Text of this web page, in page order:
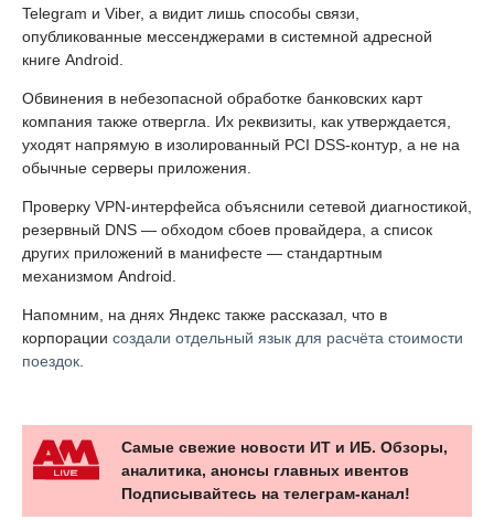
Telegram и Viber, а видит лишь способы связи,
опубликованные мессенджерами в системной адресной
книге Android.
Обвинения в небезопасной обработке банковских карт
компания также отвергла. Их реквизиты, как утверждается,
уходят напрямую в изолированный PCI DSS-контур, а не на
обычные серверы приложения.
Проверку VPN-интерфейса объяснили сетевой диагностикой,
резервный DNS — обходом сбоев провайдера, а список
других приложений в манифесте — стандартным
механизмом Android.
Напомним, на днях Яндекс также рассказал, что в
корпорации создали отдельный язык для расчёта стоимости
поездок
Самые свежие новости ИТ и ИБ. Обзоры,
аналитика, анонсы главных ивентов
Подписывайтесь на телеграм-канал!